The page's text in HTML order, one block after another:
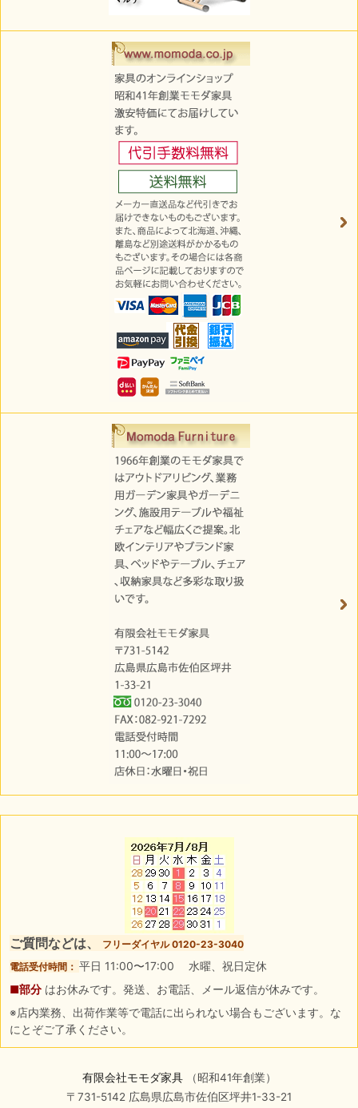
ご質問などは、
フリーダイヤル 0120-23-3040
電話受付時間： 平日 11:00〜17:00 水曜、祝日定休
■部分 はお休みです。発送、お電話、メール返信が休みです。
※店内業務、出荷作業等で電話に出られない場合もございます。な
にとぞご了承ください。
有限会社モモダ家具（昭和41年創業）
〒731-5142 広島県広島市佐伯区坪井1-33-21